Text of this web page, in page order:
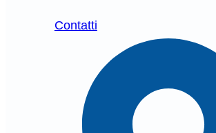
Contatti